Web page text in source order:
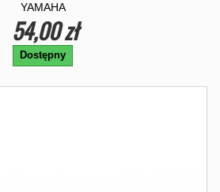
YAMAHA
54,00 zł
Dostępny